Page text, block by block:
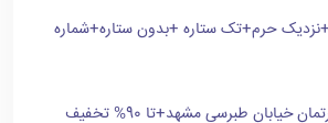
حرم+تک ستاره +بدون ستاره+شماره
خیابان طبرسی مشهد+تا 90% تخفیف